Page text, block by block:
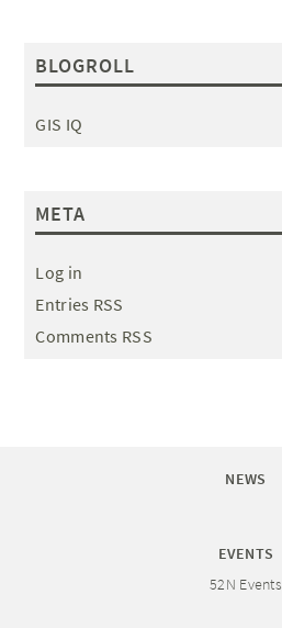
BLOGROLL
GIS IQ
META
Log in
Entries RSS
Comments RSS
NEWS
EVENTS
52N Events